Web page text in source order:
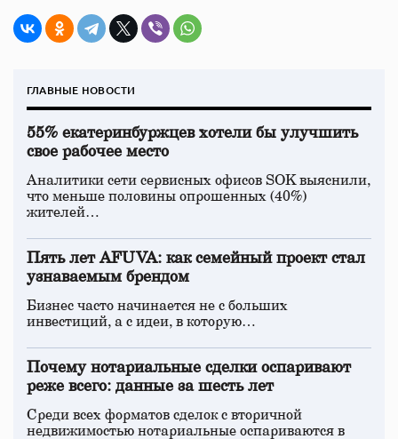
ГЛАВНЫЕ НОВОСТИ
55% екатеринбуржцев хотели бы улучшить
свое рабочее место
Аналитики сети сервисных офисов SOK выяснили,
что меньше половины опрошенных (40%)
жителей…
Пять лет AFUVA: как семейный проект стал
узнаваемым брендом
Бизнес часто начинается не с больших
инвестиций, а с идеи, в которую…
Почему нотариальные сделки оспаривают
реже всего: данные за шесть лет
Среди всех форматов сделок с вторичной
недвижимостью нотариальные оспариваются в